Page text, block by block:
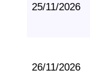
25/11/2026
26/11/2026